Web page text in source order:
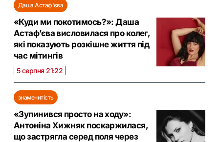
Даша Астаф'єва
«Куди ми покотимось?»: Даша
Астаф’єва висловилася про колег,
які показують розкішне життя під
час мітингів
5 серпня 21:22
знаменитість
«Зупинився просто на ходу»:
Антоніна Хижняк поскаржилася,
що застрягла серед поля через